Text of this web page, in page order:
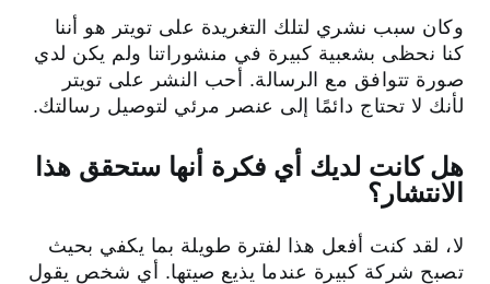
وكان سبب نشري لتلك التغريدة على تويتر هو أننا
كنا نحظى بشعبية كبيرة في منشوراتنا ولم يكن لدي
صورة تتوافق مع الرسالة. أحب النشر على تويتر
لأنك لا تحتاج دائمًا إلى عنصر مرئي لتوصيل رسالتك.
هل كانت لديك أي فكرة أنها ستحقق هذا
الانتشار؟
لا، لقد كنت أفعل هذا لفترة طويلة بما يكفي بحيث
تصبح شركة كبيرة عندما يذيع صيتها. أي شخص يقول